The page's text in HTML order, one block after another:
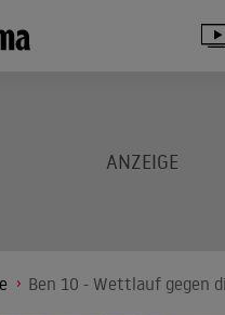
Ben 10 - Wettlauf gegen